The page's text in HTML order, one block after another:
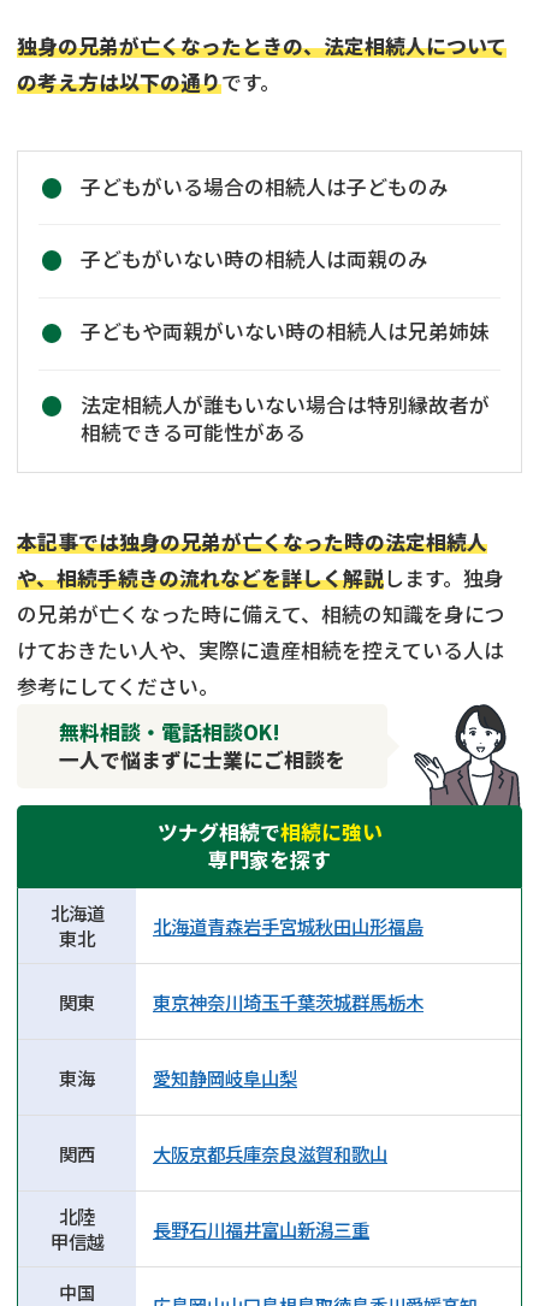
独身の兄弟が亡くなったときの、法定相続人について
の考え方は以下の通りです。
子どもがいる場合の相続人は子どものみ
子どもがいない時の相続人は両親のみ
子どもや両親がいない時の相続人は兄弟姉妹
法定相続人が誰もいない場合は特別縁故者が
相続できる可能性がある
本記事では独身の兄弟が亡くなった時の法定相続人
や、相続手続きの流れなどを詳しく解説します。独身
の兄弟が亡くなった時に備えて、相続の知識を身につ
けておきたい人や、実際に遺産相続を控えている人は
参考にしてください。
無料相談・電話相談OK!
一人で悩まずに士業にご相談を
ツナグ相続で相続に強い
専門家を探す
北海道
東北
北海道青森岩手宮城秋田山形福島
関東 東京神奈川埼玉千葉茨城群馬栃木
東海 愛知静岡岐阜山梨
関西 大阪京都兵庫奈良滋賀和歌山
北陸
甲信越
長野石川福井富山新潟三重
中国